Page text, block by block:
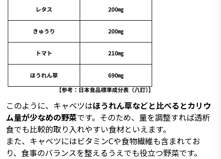
このように、キャベツはほうれん草などと比べるとカリウ
ム量が少なめの野菜です。そのため、量を調整すれば透析
食でも比較的取り入れやすい食材といえます。
また、キャベツにはビタミンCや食物繊維も含まれてお
り、食事のバランスを整えるうえでも役立つ野菜です。